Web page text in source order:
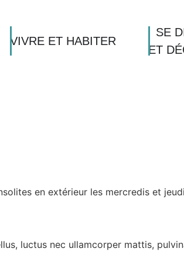
VIVRE ET HABITER
SE
ET
en extérieur les mercredis et
luctus nec ullamcorper mattis,